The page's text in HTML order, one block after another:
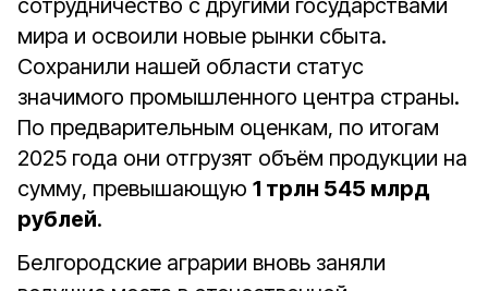
сотрудничество с другими государствами
мира и освоили новые рынки сбыта.
Сохранили нашей области статус
значимого промышленного центра страны.
По предварительным оценкам, по итогам
2025 года они отгрузят объём продукции на
сумму, превышающую 1 трлн 545 млрд
рублей.
Белгородские аграрии вновь заняли